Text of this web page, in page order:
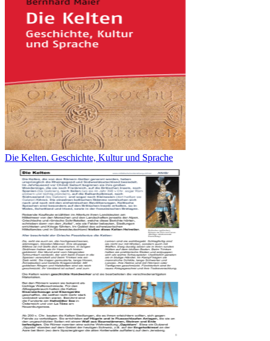
Die Kelten. Geschichte, Kultur und Sprache